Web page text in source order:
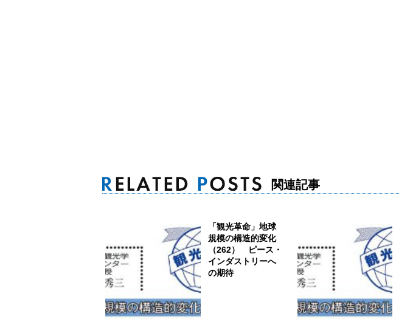
関連記事
「観光革命」地球
規模の構造的変化
（262） ピース・
インダストリーへ
の期待